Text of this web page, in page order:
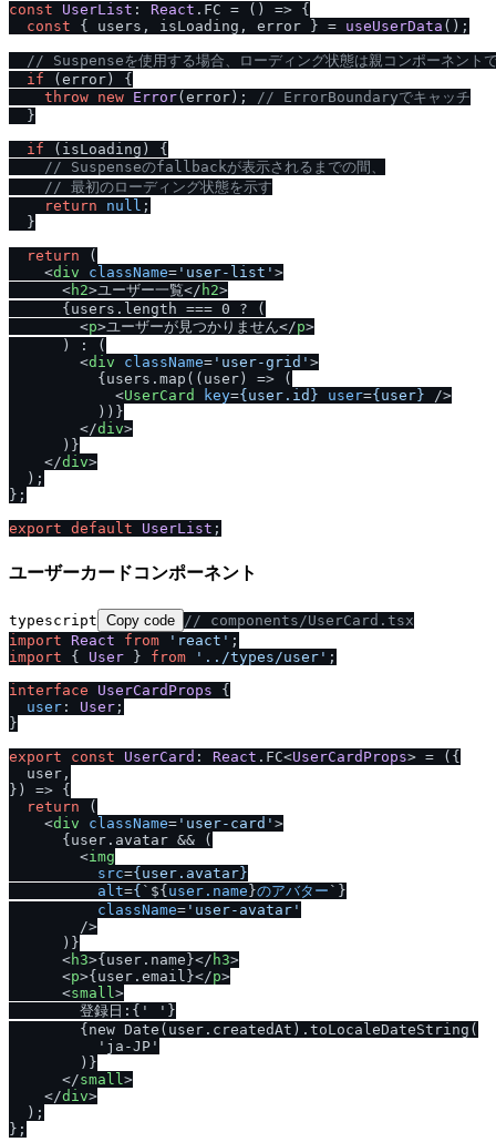
const
UserList : React . FC = () => {
const { users, isLoading, error } = useUserData ();
// Suspenseを使用する場合、ローディング状態は親コンポーネント
if (error) {
throw new Error(error); // ErrorBoundaryでキャッチ
  }
if (isLoading) {
// Suspenseのfallbackが表示されるまでの間、
// 最初のローディング状態を示す
return
null ;
  }
return (
<div className= 'user-list' >
<h2>ユーザー一覧</ h2>
      {users.length === 0 ? (
<p>ユーザーが見つかりません</p>
      ) : (
<div className= 'user-grid' >
          {users.map((user) => (
<UserCard key={user.id} user={user} />
          ))}
</div>
      )}
</div>
  );
};
export default UserList
ユーザーカードコンポーネント
typescript Copy code // components/UserCard.tsx
import
React from 'react'
import { User } from '.. /types/user' ;
interface
UserCardProps {
user : User ;
}
export
const UserCard : React . FC<UserCardProps> = ( {
  user,
} ) => {
return (
<div className= 'user-card' >
      {user.avatar && (
<img
src={user.avatar}
alt={ `${ user.name }のアバター `}
className= 'user-avatar'
        />
      )}
<h3>{user.name}</ h3>
<p>{user.email}</p>
<small>
        登録日:{' '}
        {new Date(user.createdAt).toLocaleDateString(
          'ja-JP'
        )}
</small>
</div>
  );